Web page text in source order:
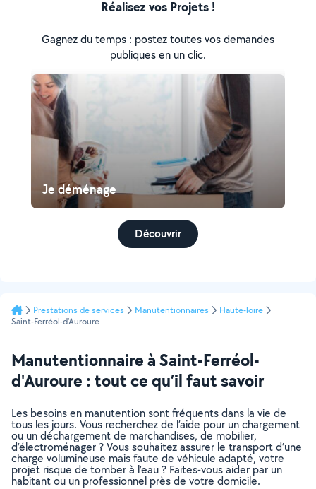
Réalisez vos Projets !
Gagnez du temps : postez toutes vos demandes
publiques en un clic.
Je déménage
Découvrir
Prestations de services Manutentionnaires
Haute-loire
Saint-Ferréol-d'Auroure
Manutentionnaire à Saint-Ferréol-
d'Auroure : tout ce qu’il faut savoir
Les besoins en manutention sont fréquents dans la vie de
tous les jours. Vous recherchez de l’aide pour un chargement
ou un déchargement de marchandises, de mobilier,
d’électroménager ? Vous souhaitez assurer le transport d’une
charge volumineuse mais faute de véhicule adapté, votre
projet risque de tomber à l’eau ? Faites-vous aider par un
habitant ou un professionnel près de votre domicile.